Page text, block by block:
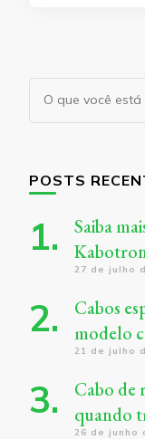
Procurando
algo?
POSTS
Saiba
27 de julho
Cabos
modelo
21 de julho
Cabo de
quando
26 de junho